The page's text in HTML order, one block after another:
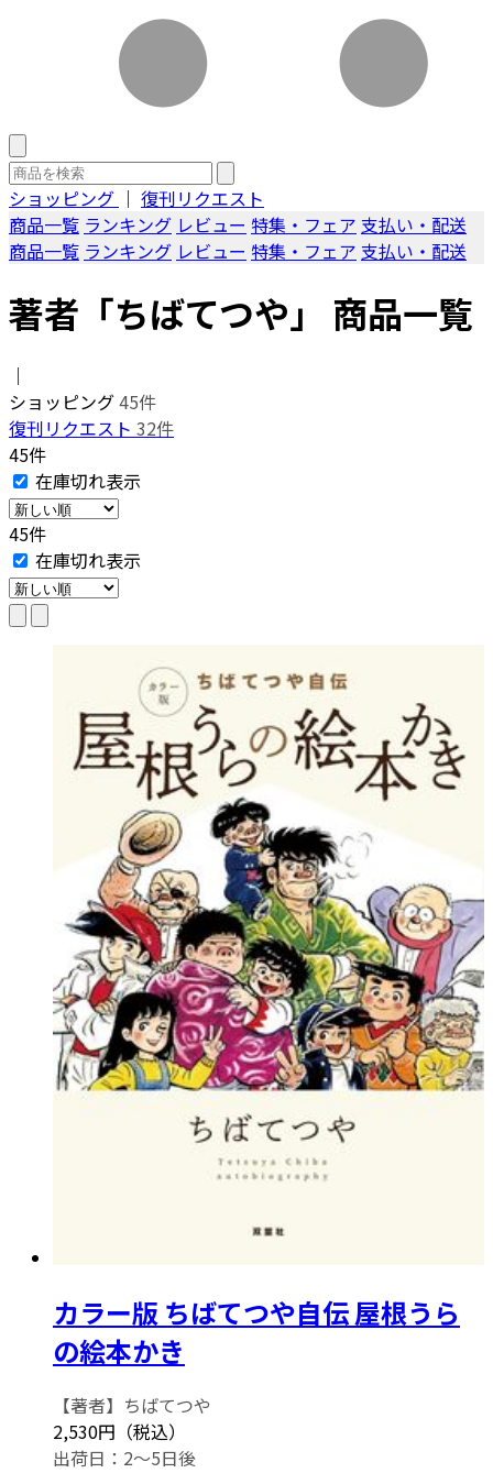
ショッピング ｜ 復刊リクエスト
商品一覧 ランキング レビュー 特集・フェア 支払い・配送
商品一覧 ランキング レビュー 特集・フェア 支払い・配送
著者「ちばてつや」 商品一覧
｜
ショッピング45件
復刊リクエスト 32件
45件
在庫切れ表示
45件
在庫切れ表示
カラー版 ちばてつや自伝 屋根うら
の絵本かき
【著者】ちばてつや
2,530円（税込）
出荷日：2～5日後